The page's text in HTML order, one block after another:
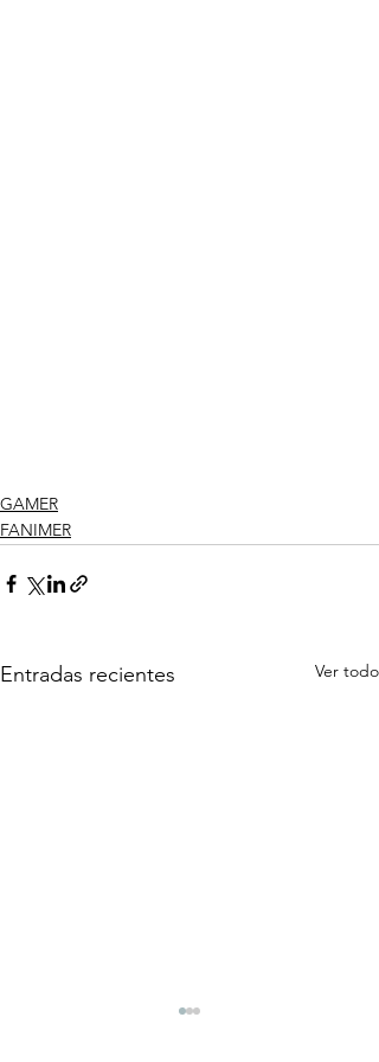
GAMER
FANIMER
Entradas recientes Ver todo